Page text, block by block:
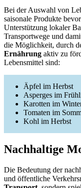
Bei der Auswahl von
saisonale Produkte
Unterstützung lokaler
Transportwege und
die Möglichkeit, durch
Ernährung aktiv zu
Lebensmittel sind:
Äpfel im Herbst
Asperges im
Karotten im
Tomaten im
Kohl im Herbst
Nachhaltige
Die Bedeutung der
und öffentliche